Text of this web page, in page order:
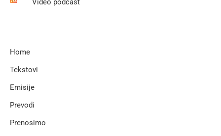
Video podcast
Home
Tekstovi
Emisije
Prevodi
Prenosimo